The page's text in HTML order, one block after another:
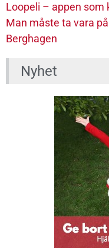
Loopeli – appen som
Man måste ta vara
Berghagen
Nyhet